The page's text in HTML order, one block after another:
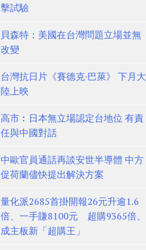
擊試驗
貝森特：美國在台灣問題立場並無
改變
台灣抗日片《賽德克·巴萊》 下月大
陸上映
高市︰日本無立場認定台地位 有責
任與中國對話
中歐官員通話再談安世半導體 中方
促荷蘭儘快提出解決方案
量化派2685首掛開報26元升逾1.6
倍、一手賺8100元 超購9365倍、
成主板新「超購王」